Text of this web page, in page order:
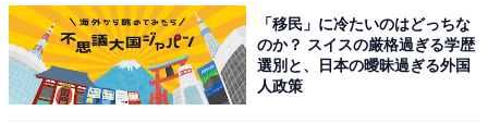
「移民」に冷たいのはどっちな
のか？ スイスの厳格過ぎる学歴
選別と、日本の曖昧過ぎる外国
人政策